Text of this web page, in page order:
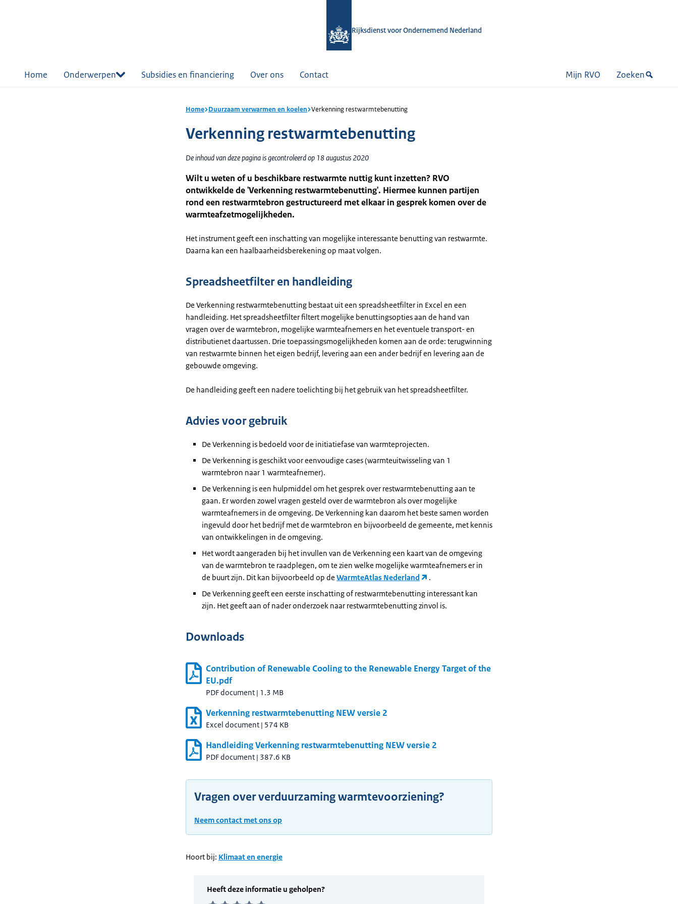
Rijksdienst voor Ondernemend Nederland
Home Onderwerpen Subsidies en financiering Over ons Contact Mijn RVO Zoeken
Home Duurzaam verwarmen en koelen Verkenning restwarmtebenutting
Verkenning restwarmtebenutting
De inhoud van deze pagina is gecontroleerd op 18 augustus 2020
Wilt u weten of u beschikbare restwarmte nuttig kunt inzetten? RVO
ontwikkelde de 'Verkenning restwarmtebenutting'. Hiermee kunnen partijen
rond een restwarmtebron gestructureerd met elkaar in gesprek komen over de
warmteafzetmogelijkheden.
Het instrument geeft een inschatting van mogelijke interessante benutting van restwarmte.
Daarna kan een haalbaarheidsberekening op maat volgen.
Spreadsheetfilter en handleiding
De Verkenning restwarmtebenutting bestaat uit een spreadsheetfilter in Excel en een
handleiding. Het spreadsheetfilter filtert mogelijke benuttingsopties aan de hand van
vragen over de warmtebron, mogelijke warmteafnemers en het eventuele transport- en
distributienet daartussen. Drie toepassingsmogelijkheden komen aan de orde: terugwinning
van restwarmte binnen het eigen bedrijf, levering aan een ander bedrijf en levering aan de
gebouwde omgeving.
De handleiding geeft een nadere toelichting bij het gebruik van het spreadsheetfilter.
Advies voor gebruik
De Verkenning is bedoeld voor de initiatiefase van warmteprojecten.
De Verkenning is geschikt voor eenvoudige cases (warmteuitwisseling van 1
warmtebron naar 1 warmteafnemer).
De Verkenning is een hulpmiddel om het gesprek over restwarmtebenutting aan te
gaan. Er worden zowel vragen gesteld over de warmtebron als over mogelijke
warmteafnemers in de omgeving. De Verkenning kan daarom het beste samen worden
ingevuld door het bedrijf met de warmtebron en bijvoorbeeld de gemeente, met kennis
van ontwikkelingen in de omgeving.
Het wordt aangeraden bij het invullen van de Verkenning een kaart van de omgeving
van de warmtebron te raadplegen, om te zien welke mogelijke warmteafnemers er in
de buurt zijn. Dit kan bijvoorbeeld op de WarmteAtlas Nederland
.
De Verkenning geeft een eerste inschatting of restwarmtebenutting interessant kan
zijn. Het geeft aan of nader onderzoek naar restwarmtebenutting zinvol is.
Downloads
Contribution of Renewable Cooling to the Renewable Energy Target of the
EU.pdf
PDF document | 1.3 MB
Verkenning restwarmtebenutting NEW versie 2
Excel document | 574 KB
Handleiding Verkenning restwarmtebenutting NEW versie 2
PDF document | 387.6 KB
Vragen over verduurzaming warmtevoorziening?
Neem contact met ons op
Hoort bij: Klimaat en energie